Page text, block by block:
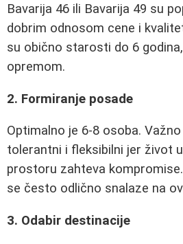
Bavarija 46 ili Bavarija 49 su
dobrim odnosom cene i
su obično starosti do 6
opremom.
2. Formiranje posade
Optimalno je 6-8 osoba.
tolerantni i fleksibilni jer život
prostoru zahteva
se često odlično snalaze na
3. Odabir destinacije